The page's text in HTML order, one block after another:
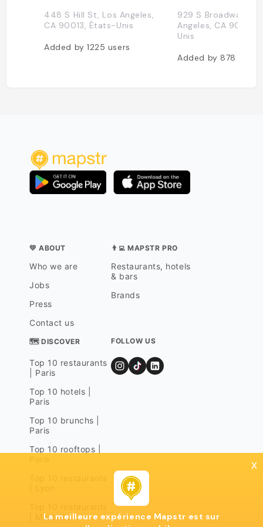
448 S Hill St, Los Angeles,
CA 90013, États-Unis
Added by1225 users
929 S Broadway,
Angeles, CA 90015,
Unis
Added by878
💛 ABOUT
Who we are
Jobs
Press
Contact us
👨‍💻 MAPSTR PRO
Restaurants, hotels
& bars
Brands
🗺 DISCOVER
Top 10 restaurants
| Paris
Top 10 hotels |
Paris
Top 10 brunchs |
Paris
Top 10 rooftops |
| Marseille
FOLLOW US
x
La meilleure expérience Mapstr est sur